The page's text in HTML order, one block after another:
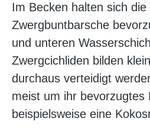
Im Becken halten sich die
Zwergbuntbarsche
und unteren
Zwergcichliden bilden
durchaus verteidigt
meist um ihr bevorzugtes
beispielsweise eine